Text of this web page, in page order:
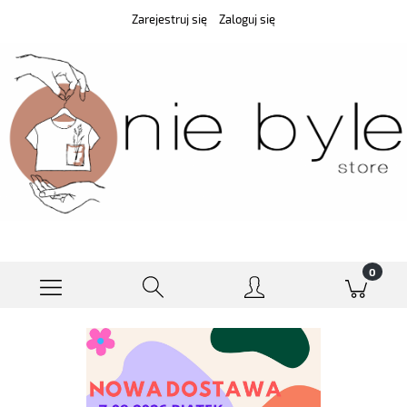
Zarejestruj się Zaloguj się